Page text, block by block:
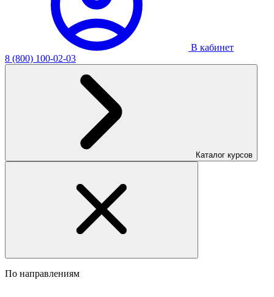
В кабинет
8 (800) 100-02-03
Каталог курсов
По направлениям